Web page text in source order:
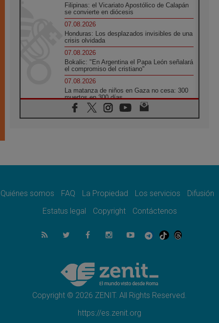
Filipinas: el Vicariato Apostólico de Calapán
se convierte en diócesis
07.08.2026
Honduras: Los desplazados invisibles de una
crisis olvidada
07.08.2026
Bokalic: "En Argentina el Papa León señalará
el compromiso del cristiano"
07.08.2026
La matanza de niños en Gaza no cesa: 300
muertos en 300 días
07.08.2026
Tagle: La guerra desfigura el mundo, solo la
como misión al servicio del Evangelio
SIGNIS 2026, dar voz a las religiosas en el
07.08.2026
Lanzan un proyecto de empoderamiento
Programa oficial del Viaje Apostólico del
Papa León XIV a Francia
Quiénes somos FAQ La Propiedad Los servicios
Difusión
Estatus legal
Copyright Contáctenos
Copyright © 2026 ZENIT. All Rights Reserved.
https://es.zenit.org